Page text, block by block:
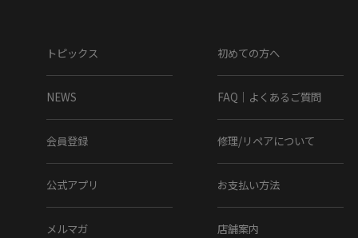
トピックス
NEWS
会員登録
公式アプリ
メルマガ
初めての方へ
FAQ｜よくあるご質問
修理/リペアについて
お支払い方法
店舗案内